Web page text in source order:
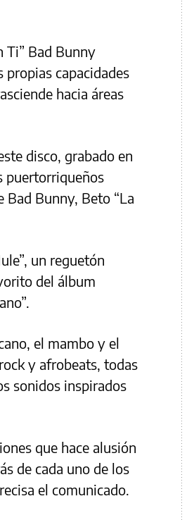
Ti” Bad Bunny
propias capacidades
hacia áreas
disco, grabado en
puertorriqueños
Bad Bunny, Beto “La
un reguetón
del álbum
el mambo y el
y afrobeats, todas
sonidos inspirados
que hace alusión
de cada uno de los
el comunicado.